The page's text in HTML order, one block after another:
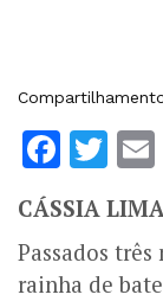
CÁSSIA
Passados
rainha de